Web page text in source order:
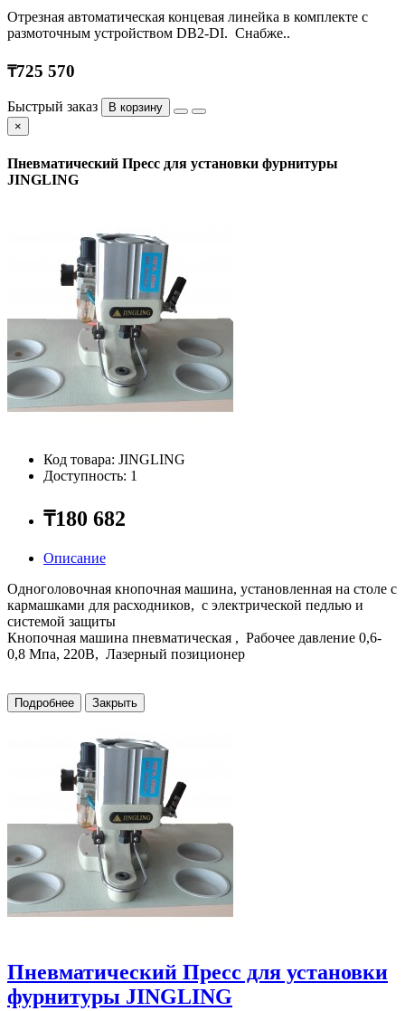
Отрезная автоматическая концевая линейка в комплекте с
размоточным устройством DB2-DI. Снабже..
₸725 570
Быстрый заказ
В корзину
×
Пневматический Пресс для установки фурнитуры
JINGLING
Код товара: JINGLING
Доступность: 1
₸180 682
Описание
Одноголовочная кнопочная машина, установленная на столе с
кармашками для расходников, с электрической педлью и
системой защиты
Кнопочная машина пневматическая , Рабочее давление 0,6-
0,8 Мпа, 220В, Лазерный позиционер
Подробнее Закрыть
Пневматический Пресс для установки
фурнитуры JINGLING